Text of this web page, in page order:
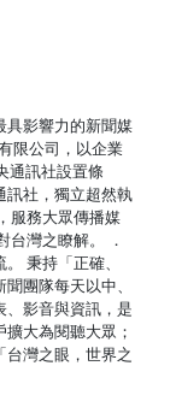
具影響力的新聞媒
限公司，以企業
通訊社設置條
訊社，獨立超然執
服務大眾傳播媒
台灣之瞭解。 ．
秉持「正確、
團隊每天以中、
、影音與資訊，是
大為閱聽大眾；
灣之眼，世界之